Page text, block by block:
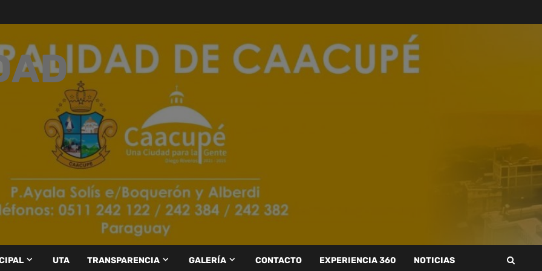
UTA TRANSPARENCIA GALERÍA CONTACTO EXPERIENCIA 360 NOTICIAS